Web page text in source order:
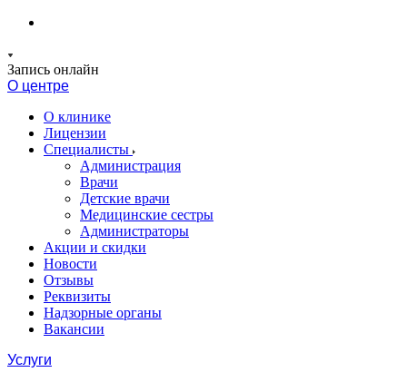
Запись онлайн
О центре
О клинике
Лицензии
Специалисты
Администрация
Врачи
Детские врачи
Медицинские сестры
Администраторы
Акции и скидки
Новости
Отзывы
Реквизиты
Надзорные органы
Вакансии
Услуги